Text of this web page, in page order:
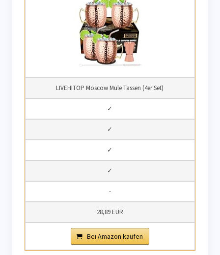
LIVEHITOP Moscow Mule Tassen (4er Set)
✓
✓
✓
✓
-
28,89 EUR
Bei Amazon kaufen